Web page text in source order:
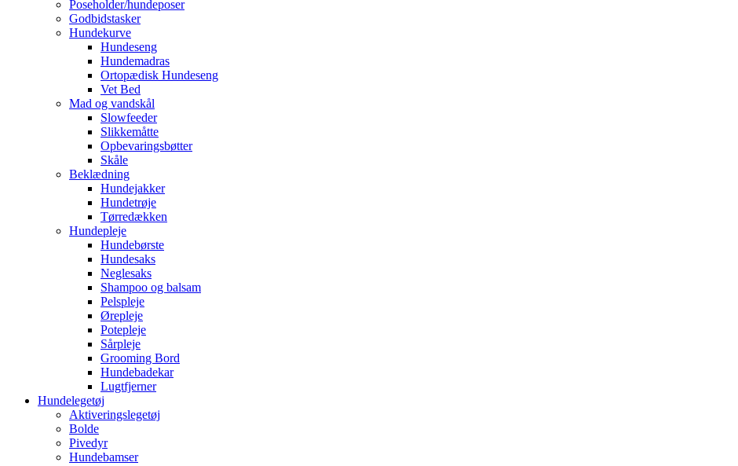
Poseholder/hundeposer
Godbidstasker
Hundekurve
Hundeseng
Hundemadras
Ortopædisk Hundeseng
Vet Bed
Mad og vandskål
Slowfeeder
Slikkemåtte
Opbevaringsbøtter
Skåle
Beklædning
Hundejakker
Hundetrøje
Tørredækken
Hundepleje
Hundebørste
Hundesaks
Neglesaks
Shampoo og balsam
Pelspleje
Ørepleje
Potepleje
Sårpleje
Grooming Bord
Hundebadekar
Lugtfjerner
Hundelegetøj
Aktiveringslegetøj
Bolde
Pivedyr
Hundebamser